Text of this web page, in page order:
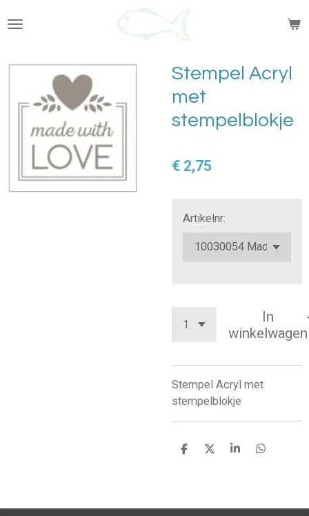
direct
de
hoofdinhoud
Stempel Acryl
met
stempelblokje
€ 2,75
Artikelnr:
In
winkelwagen
Stempel Acryl met
stempelblokje
D
D
S
D